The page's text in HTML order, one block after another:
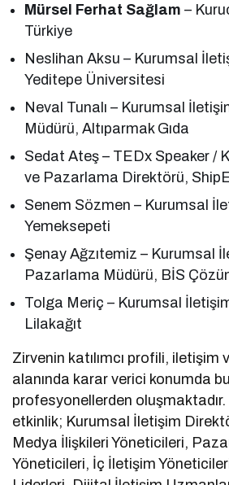
Mürsel Ferhat Sağlam –
Türkiye
Neslihan Aksu – Kurumsal
Yeditepe Üniversitesi
Neval Tunalı – Kurumsal
Müdürü, Altıparmak Gıda
Sedat Ateş – TEDx Speaker /
ve Pazarlama Direktörü,
Senem Sözmen – Kurumsal
Yemeksepeti
Şenay Ağzıtemiz – Kurumsal
Pazarlama Müdürü, BİS
Tolga Meriç – Kurumsal
Lilakağıt
Zirvenin katılımcı profili,
alanında karar verici konumda
profesyonellerden
etkinlik; Kurumsal İletişim
Medya İlişkileri Yöneticileri,
Yöneticileri, İç İletişim